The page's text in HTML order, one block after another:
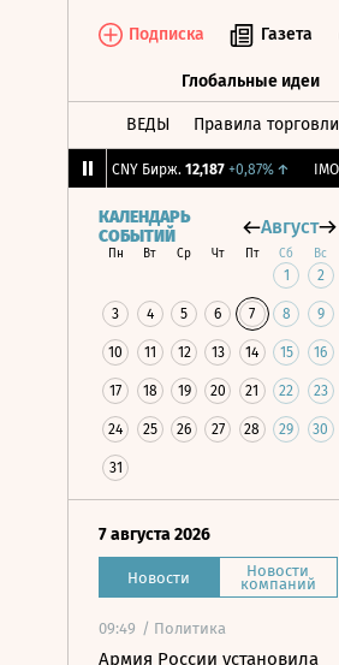
Подписка Газета
Глобальные идеи
ВЕДЫ Правила торговли
CNY Бирж. 12,187 +0,87%↑
КАЛЕНДАРЬ
СОБЫТИЙ
Август
Пн Вт Ср Чт Пт Сб Вс
1 2
3 4 5 6 7 8 9
10 11 12 13 14 15 16
17 18 19 20 21 22 23
24 25 26 27 28 29 30
31
7 августа 2026
Новости Новости
компаний
09:49 / Политика
Армия России установила